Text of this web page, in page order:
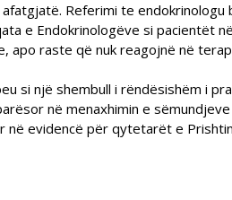
Referimi te
e Endokrinologëve si pacientët
apo raste që nuk reagojnë në
si një shembull i rëndësishëm i
në menaxhimin e
në evidencë për qytetarët e